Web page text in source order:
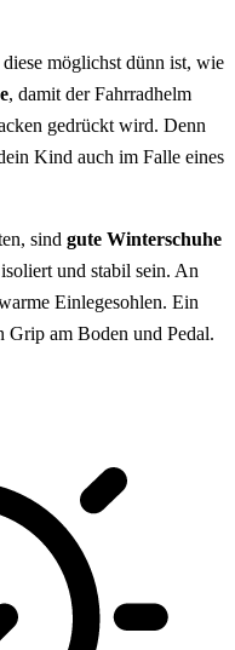
diese möglichst dünn ist, wie
, damit der Fahrradhelm
gedrückt wird. Denn
Kind auch im Falle eines
sind gute Winterschuhe
und stabil sein. An
Einlegesohlen. Ein
Grip am Boden und Pedal.